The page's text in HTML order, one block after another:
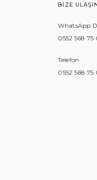
BIZE
WhatsApp
0552 568 75
Telefon
0552 568 75